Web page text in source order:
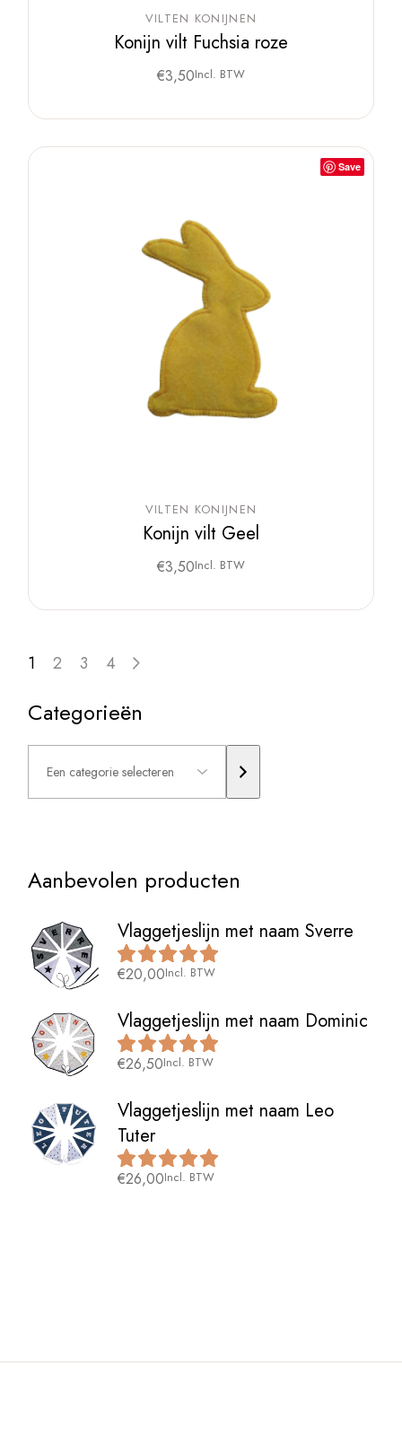
VILTEN KONIJNEN
Konijn vilt Fuchsia roze
€3,50Incl. BTW
Save
VILTEN KONIJNEN
Konijn vilt Geel
€3,50Incl. BTW
1 2 3 4
Categorieën
Een
categorie
selecteren
Aanbevolen producten
Vlaggetjeslijn met naam Sverre
€20,00Incl. BTW
Vlaggetjeslijn met naam Dominic
€26,50Incl. BTW
Vlaggetjeslijn met naam Leo
Tuter
€26,00Incl. BTW